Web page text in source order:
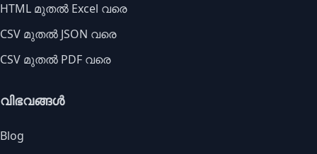
HTML മുതൽ Excel വരെ
CSV മുതൽ JSON വരെ
CSV മുതൽ PDF വരെ
വിഭവങ്ങൾ
Blog